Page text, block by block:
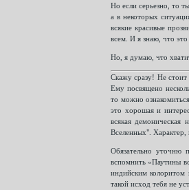
Но если серьезно, то
а в некоторых
всякие красивые
всем. И я знаю, что
Но, я думаю, что
Скажу сразу! Не
Ему посвящено
то можно
это хорошая и
всякая
Вселенных". Характер,
Обязательно уточню
вспомнить «Паутины
индийским колоритом
такой исход тебя не